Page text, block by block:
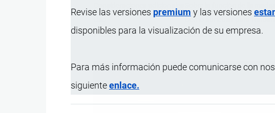
Revise las versiones premium y las versiones
disponibles para la visualización de su empresa.
Para más información puede comunicarse con
siguienteenlace.
Sobre la función de
Como auricular para
Presentación
Unidad en caja.